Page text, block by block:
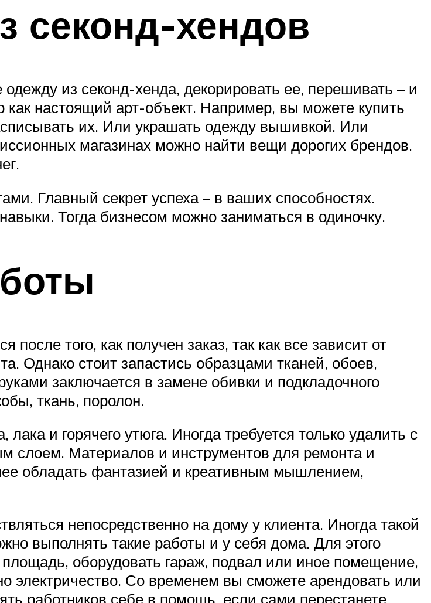
секонд-хендов
из секонд-хенда, декорировать ее, перешивать – и
настоящий арт-объект. Например, вы можете купить
их. Или украшать одежду вышивкой. Или
магазинах можно найти вещи дорогих брендов.
Главный секрет успеха – в ваших способностях.
Тогда бизнесом можно заниматься в одиночку.
того, как получен заказ, так как все зависит от
Однако стоит запастись образцами тканей, обоев,
заключается в замене обивки и подкладочного
ткань, поролон.
и горячего утюга. Иногда требуется только удалить с
слоем. Материалов и инструментов для ремонта и
обладать фантазией и креативным мышлением,
непосредственно на дому у клиента. Иногда такой
выполнять такие работы и у себя дома. Для этого
оборудовать гараж, подвал или иное помещение,
электричество. Со временем вы сможете арендовать или
работников себе в помощь, если сами перестанете